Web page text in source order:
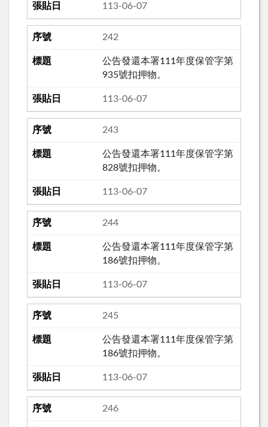
113-06-07
242
公告發還本署111年度保管字第
935號扣押物。
113-06-07
243
公告發還本署111年度保管字第
828號扣押物。
113-06-07
244
公告發還本署111年度保管字第
186號扣押物。
113-06-07
245
公告發還本署111年度保管字第
186號扣押物。
113-06-07
246